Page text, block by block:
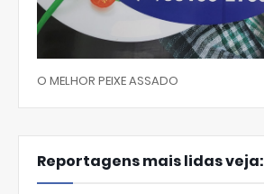
O MELHOR PEIXE ASSADO
Reportagens mais lidas veja: